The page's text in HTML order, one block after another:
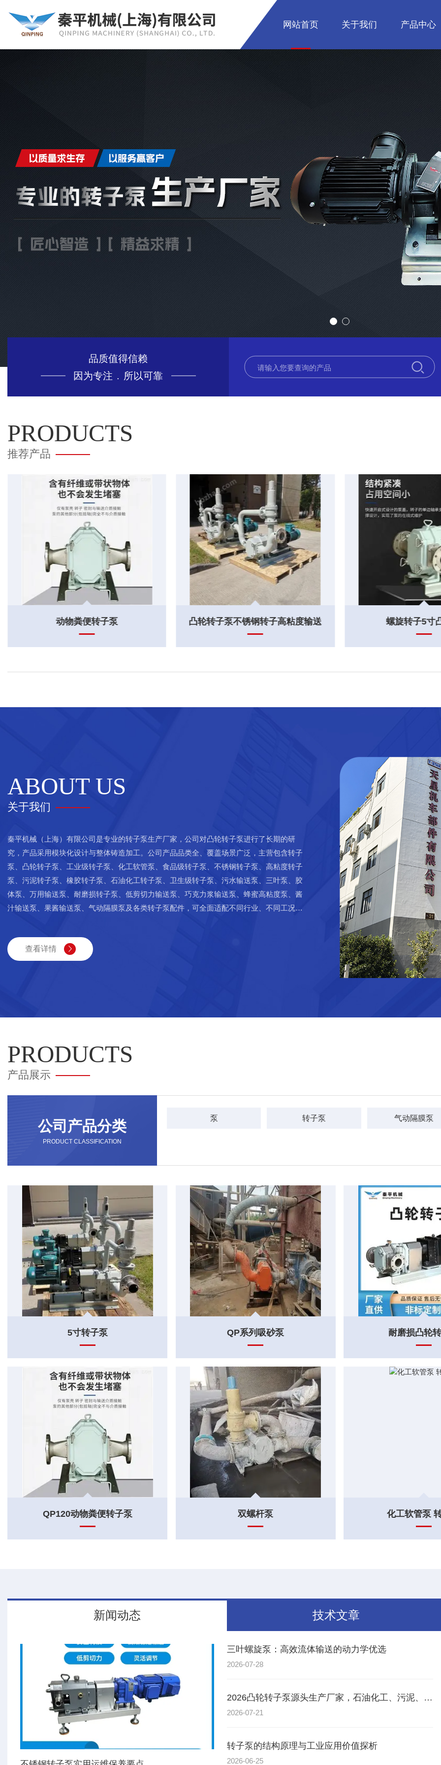
网站首页 关于我们 产品中心
品质值得信赖
因为专注 . 所以可靠
PRODUCTS
推荐产品
凸轮转子泵不锈钢转子高粘度输送 螺旋转子5寸凸轮泵 高精度3叶螺旋螺杆
ABOUT US
关于我们
秦平机械（上海）有限公司是专业的转子泵生产厂家，公司对凸轮转子泵进行了长期的研
究，产品采用模块化设计与整体铸造加工。公司产品品类全、覆盖场景广泛，主营包含转子
泵、凸轮转子泵、工业级转子泵、化工软管泵、食品级转子泵、不锈钢转子泵、高粘度转子
泵、污泥转子泵、橡胶转子泵、石油化工转子泵、卫生级转子泵、污水输送泵、三叶泵、胶
体泵、万用输送泵、耐磨损转子泵、低剪切力输送泵、巧克力浆输送泵、蜂蜜高粘度泵、酱
汁输送泵、果酱输送泵、气动隔膜泵及各类转子泵配件，可全面适配不同行业、不同工况的
马吉5轴联动的数控车床和马扎克四轴联动的加工中心。这些高精度加工设备的购置与使
用，使我们的产品在品质上足以与国外同类产品媲美，奠定了可靠的质量基础。公司拥有专
业的团队，对您的各种需求都能提供更好的选择。
查看详情
PRODUCTS
产品展示
公司产品分类
PRODUCT CLASSIFICATION
泵 转子泵 气动隔膜泵
5寸转子泵 QP系列吸砂泵 耐磨损凸轮
QP120动物粪便转子泵 双螺杆泵 化工软管泵
新闻动态 技术文章
三叶螺旋泵：高效流体输送的动力学优选
2026-07-28
2026凸轮转子泵源头生产厂家，石油化工、污泥、耐磨损工业转子泵哪家好？
2026-07-21
转子泵的结构原理与工业应用价值探析
2026-06-25